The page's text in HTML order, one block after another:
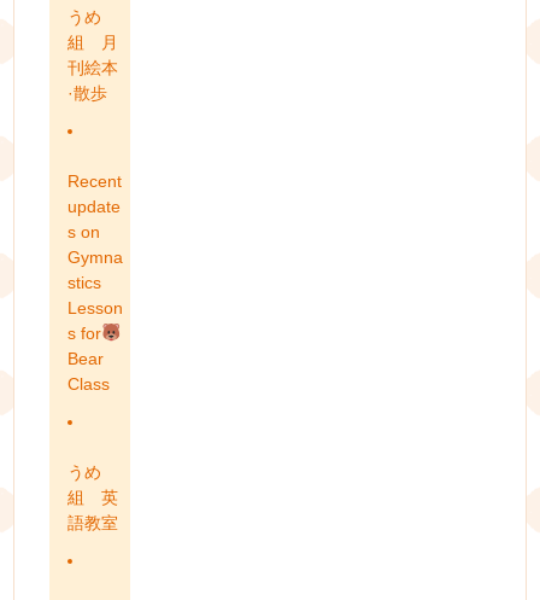
うめ
組 月
刊絵本
·散歩
Recent
update
s on
Gymna
stics
Lesson
s for
Bear
Class
うめ
組 英
語教室